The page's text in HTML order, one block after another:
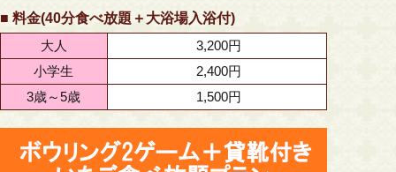
■ 料金(40分食べ放題＋大浴場入浴付)
大人
3,200円
小学生
2,400円
3歳～5歳
1,500円